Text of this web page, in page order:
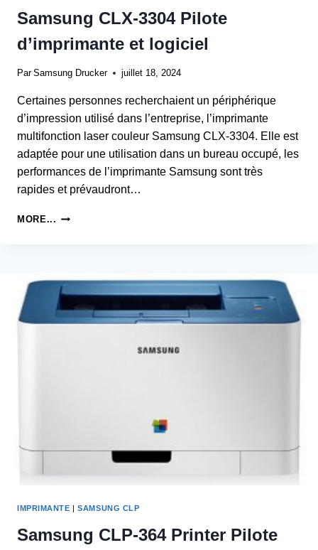
Samsung CLX-3304 Pilote
d’imprimante et logiciel
Par Samsung Drucker juillet 18, 2024
Certaines personnes recherchaient un périphérique
d’impression utilisé dans l’entreprise, l’imprimante
multifonction laser couleur Samsung CLX-3304. Elle est
adaptée pour une utilisation dans un bureau occupé, les
performances de l’imprimante Samsung sont très
rapides et prévaudront…
MORE... SAMSUNG
ET
LOGICIEL
IMPRIMANTE |SAMSUNG CLP
Samsung CLP-364 Printer Pilote